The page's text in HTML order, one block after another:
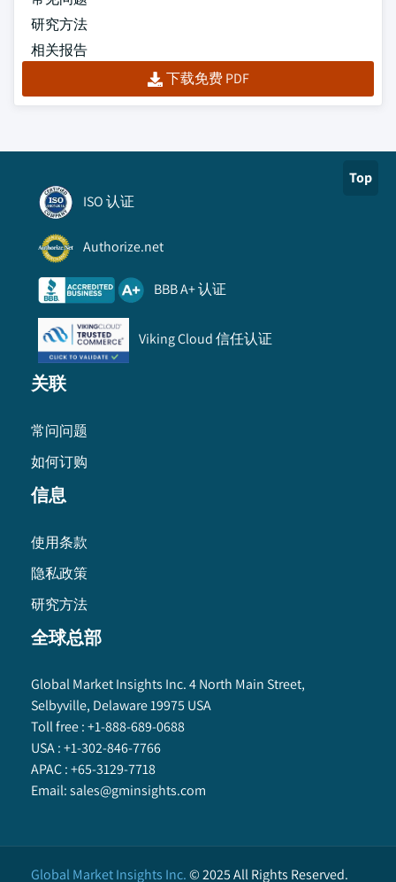
研究方法
相关报告
下载免费 PDF
Top
ISO 认证
Authorize.net
BBB A+ 认证
Viking Cloud 信任认证
关联
常问问题
如何订购
信息
使用条款
隐私政策
研究方法
全球总部
Global Market Insights Inc. 4 North Main Street,
Selbyville, Delaware 19975 USA
Toll free :+1-888-689-0688
USA :+1-302-846-7766
APAC :+65-3129-7718
Email:sales@gminsights.com
Global Market Insights Inc.©2025All Rights Reserved.